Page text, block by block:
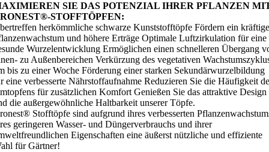
SIE DAS POTENZIAL IHRER PFLANZEN
STOFFTÖPFEN:
herkömmliche schwarze Kunststofftöpfe Fördern ein
und höhere Erträge Optimale Luftzirkulation für eine
Wurzelentwicklung Ermöglichen einen schnelleren Übergang
zu Außenbereichen Verkürzung des vegetativen
bis zu einer Woche Förderung einer starken Sekundärwurzelbildung
eine verbesserte Nährstoffaufnahme Reduzieren Sie die Häufigkeit
für zusätzlichen Komfort Genießen Sie das attraktive Design
die außergewöhnliche Haltbarkeit unserer Töpfe.
Stofftöpfe sind aufgrund ihres verbesserten
geringeren Wasser- und Düngerverbrauchs und ihrer
Eigenschaften eine äußerst nützliche und effiziente
für Gärtner!